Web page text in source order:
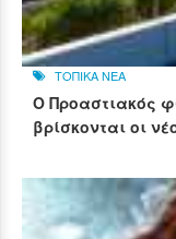
ΤΟΠΙΚΑ ΝΕΑ
Ο Προαστιακός
βρίσκονται οι